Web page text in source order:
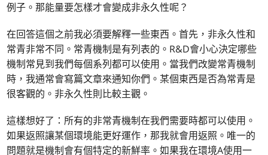
例子。那能量要怎樣才會變成非永久性呢？
在回答這個之前我必須要解釋一些東西。首先，非永久性和
常青非常不同。常青機制是有列表的。R&D會小心決定哪些
機制常見到我們每個系列都可以使用。當我們改變常青機制
時，我通常會寫篇文章來通知你們。某個東西是否為常青是
很客觀的。非永久性則比較主觀。
這樣想好了：所有的非常青機制在我們需要時都可以使用。
如果返照讓某個環境能更好運作，那我就會用返照。唯一的
問題就是機制會有個特定的新鮮率。如果我在環境A使用一